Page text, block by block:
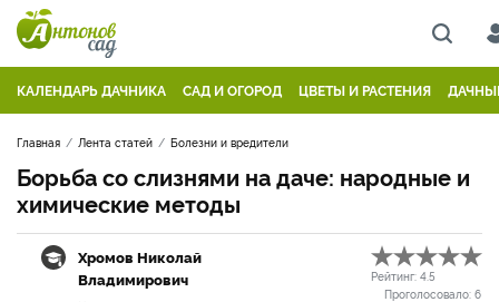
КАЛЕНДАРЬ ДАЧНИКА САД И ОГОРОД ЦВЕТЫ И РАСТЕНИЯ
Главная Лента статей Болезни и вредители
Борьба со слизнями на даче: народные и
химические методы
Хромов Николай
Владимирович
Рейтинг: 4.5
Проголосовало: 6